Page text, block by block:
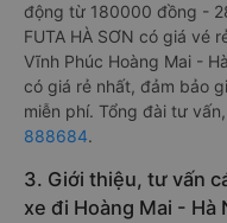
động từ 180000 đồng -
FUTA HÀ SƠN có giá vé
Vĩnh Phúc Hoàng Mai -
có giá rẻ nhất, đảm bảo
miễn phí. Tổng đài tư
888684.
3. Giới thiệu, tư vấn
xe đi Hoàng Mai - Hà